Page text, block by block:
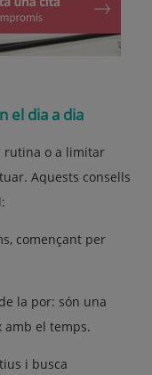
el dia a dia
rutina o a limitar
Aquests consells
començant per
la por: són una
el temps.
i busca